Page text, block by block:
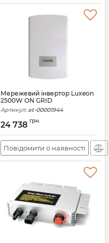
Мережевий інвертор Luxeon
2500W ON GRID
Артикул: at-00001944
24 738 грн.
Повідомити о наявності